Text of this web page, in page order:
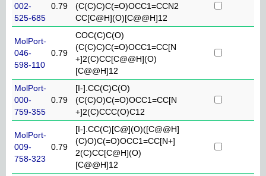
002-
525-685
0.79
(C(C)C)C(=O)OCC1=CCN2
CC[C@H](O)[C@@H]12
MolPort-
046-
598-110
0.79
COC(C)C(O)
(C(C)C)C(=O)OCC1=CC[N
+]2(C)CC[C@@H](O)
[C@@H]12
MolPort-
000-
759-355
0.79
[I-].CC(C)C(O)
(C(C)O)C(=O)OCC1=CC[N
+]2(C)CCC(O)C12
MolPort-
009-
758-323
0.79
[I-].CC(C)[C@](O)([C@@H]
(C)O)C(=O)OCC1=CC[N+]
2(C)CC[C@H](O)
[C@@H]12